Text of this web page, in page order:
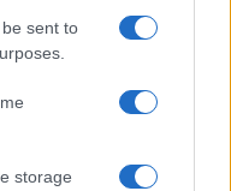
sent to
storage